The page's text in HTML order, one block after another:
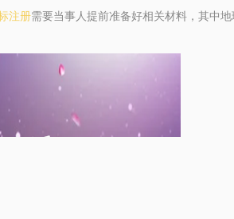
注册需要当事人提前准备好相关材料，其中